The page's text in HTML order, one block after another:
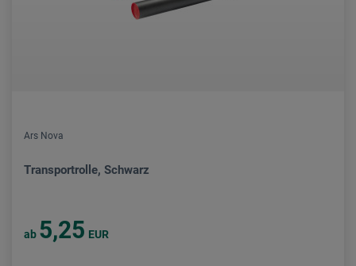
Ars Nova
Transportrolle, Schwarz
ab 5,25 EUR